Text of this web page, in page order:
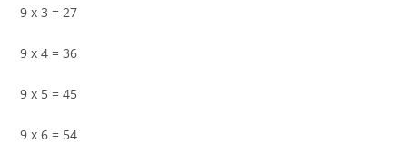
9 x 3 = 27
9 x 4 = 36
9 x 5 = 45
9 x 6 = 54